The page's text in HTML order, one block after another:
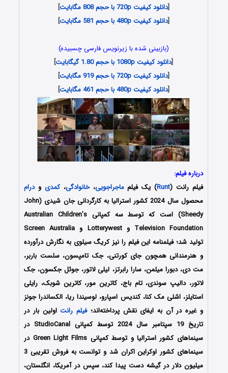
[دانلود کیفیت 720p با حجم 808 مگابایت
]
[دانلود کیفیت 480p با حجم 581 مگابایت ]
(بازبینی شده با زیرنویس فارسی چسبیده)
[دانلود کیفیت 1080p با حجم 1.80 گیگابایت
]
[دانلود کیفیت 720p با حجم 919 مگابایت
]
[دانلود کیفیت 480p با حجم 461 مگابایت ]
درباره فیلم:
فیلم رانت (Runt) یک فیلمماجراجویی،خانوادگی،کمدی ودرام
محصول سال 2024 کشور استرالیا به کارگردانی ‌جان شیدی (John
Sheedy) است که توسط سه کمپانی‌ Australian Children’s
Television Foundation و Lotterywest و Screen Australia
تولید شد؛ فیلمنامه این فیلم را نیز کریگ سیلوی به نگارش درآورده
و هنرمندانی همچون جای کورتنی، جک تامپسون، سلست باربر،
مت دی، دبورا میلمن، سارا رابرتز، لیلی لاتور، جوئل جکسون، جک
لاتور، دالیپ سوندی، تام باج، کاترین مور، کاترین شوبک، رایلی
استایلز، اشلی مک کنا، کندیس اسپارو، لوسیندا ریا، الکساندرا جونز
و غیره در آن به ایفای نقش پرداخته‌اند؛فیلم رانتاولین بار در
تاریخ 19 سپتامبر سال 2024 توسط کمپانی‌ StudioCanal در
سینماهای کشور استرالیا و توسط کمپانی Green Light Films در
سینماهای کشور اوکراین اکران شد و توانست به فروش تقریبی 3
میلیون دلار در گیشه دست پیدا کند، سپس در آمریکا، انگلستان،